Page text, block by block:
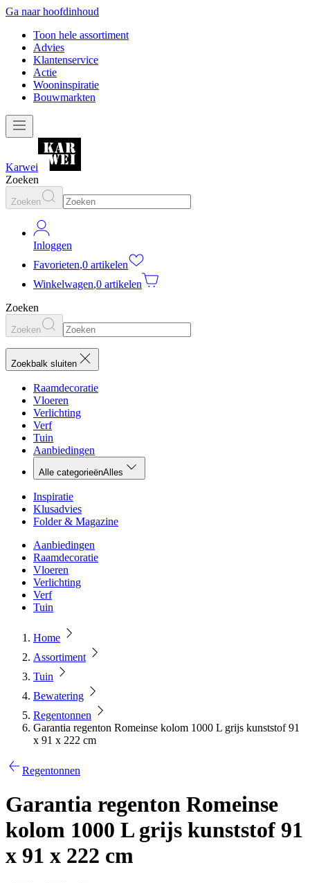
Ga naar hoofdinhoud
Toon hele assortiment
Advies
Klantenservice
Actie
Wooninspiratie
Bouwmarkten
Karwei
Zoeken
Zoeken
Inloggen
Favorieten,0 artikelen
Winkelwagen,0 artikelen
Zoeken
Zoeken
Zoekbalk sluiten
Raamdecoratie
Vloeren
Verlichting
Verf
Tuin
Aanbiedingen
Alle categorieënAlles
Inspiratie
Klusadvies
Folder & Magazine
Aanbiedingen
Raamdecoratie
Vloeren
Verlichting
Verf
Tuin
Home
Assortiment
Tuin
Bewatering
Regentonnen
Garantia regenton Romeinse kolom 1000 L grijs kunststof 91
x 91 x 222 cm
Regentonnen
Garantia regenton Romeinse
kolom 1000 L grijs kunststof 91
x 91 x 222 cm